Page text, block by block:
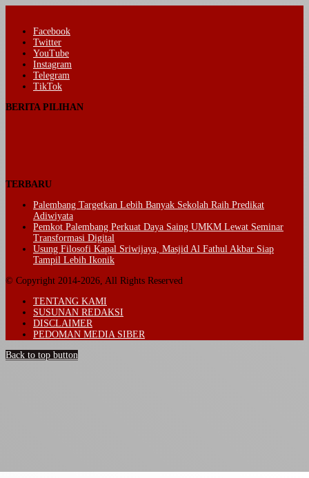
Facebook
Twitter
YouTube
Instagram
Telegram
TikTok
BERITA PILIHAN
TERBARU
Palembang Targetkan Lebih Banyak Sekolah Raih Predikat
Adiwiyata
Pemkot Palembang Perkuat Daya Saing UMKM Lewat Seminar
Transformasi Digital
Usung Filosofi Kapal Sriwijaya, Masjid Al Fathul Akbar Siap
Tampil Lebih Ikonik
© Copyright 2014-2026, All Rights Reserved
TENTANG KAMI
SUSUNAN REDAKSI
DISCLAIMER
PEDOMAN MEDIA SIBER
Back to top button